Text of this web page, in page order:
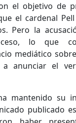
el objetivo de
el cardenal
Pero la
lo que
mediático
anunciar el
mantenido su
publicado